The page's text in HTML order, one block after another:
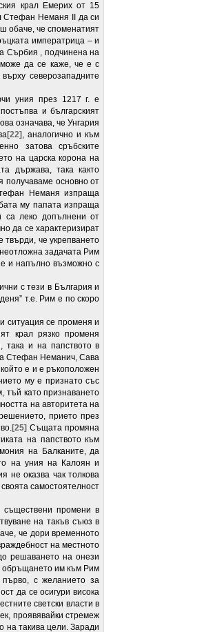
крал Емерих от 15
Стефан Неманя II да си
обаче, че споменатият
императрица – и
Сърбия , подчинена на
да се каже, че е с
северозападните
уния през 1217 г. е
и българският
означава, че Унгария
[22] , аналогично и към
затова сръбските
на царска корона на
държава, така както
основно от
Неманя изпраща
му папата изпраща
са леко допълнени от
да се характеризират
че укрепването
задачата Рим
е и напълно възможно с
с тези в България и
т.е. Рим е по скоро
ситуация се променя и
крал рязко променя
така и на папството в
Стефан Неманич, Сава
е и е ръкоположен
му е признато със
тъй като признаването
на авторитета на
прието през
[25] Същата промяна
на папството към
на Балканите, да
на уния на Калоян и
не оказва чак толкова
самостоятелност
промени в
на такъв съюз в
че дори временното
на местното
решаването на онези
обръщането им към Рим
първо, с желанието за
да се осигури висока
светски власти в
проявявайки стремеж
на такива цели. Заради